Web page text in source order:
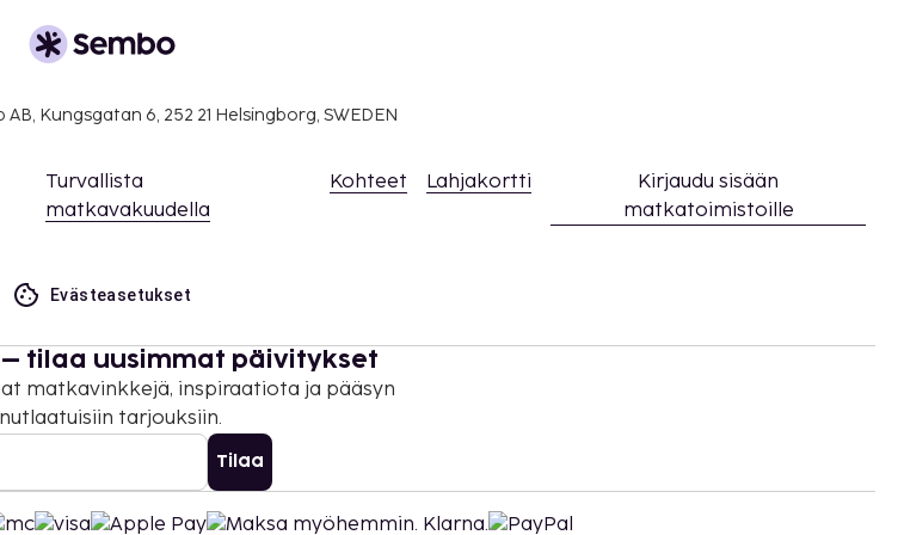
Kungsgatan 6, 252 21 Helsingborg, SWEDEN
Turvallista
matkavakuudella
Kohteet Lahjakortti
Kirjaudu sisään
matkatoimistoille
Evästeasetukset
tilaa uusimmat päivitykset
matkavinkkejä, inspiraatiota ja pääsyn
tarjouksiin.
Tilaa